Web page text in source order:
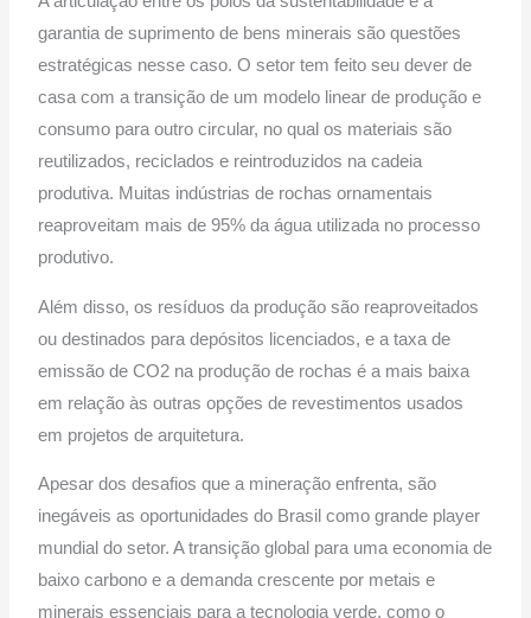
garantia de suprimento de bens minerais são questões
estratégicas nesse caso. O setor tem feito seu dever de
casa com a transição de um modelo linear de produção e
consumo para outro circular, no qual os materiais são
reutilizados, reciclados e reintroduzidos na cadeia
produtiva. Muitas indústrias de rochas ornamentais
reaproveitam mais de 95% da água utilizada no processo
produtivo.
Além disso, os resíduos da produção são reaproveitados
ou destinados para depósitos licenciados, e a taxa de
emissão de CO2 na produção de rochas é a mais baixa
em relação às outras opções de revestimentos usados
em projetos de arquitetura.
Apesar dos desafios que a mineração enfrenta, são
inegáveis as oportunidades do Brasil como grande player
mundial do setor. A transição global para uma economia de
baixo carbono e a demanda crescente por metais e
minerais essenciais para a tecnologia verde, como o